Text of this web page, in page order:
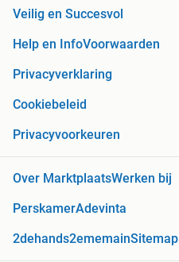
Veilig en Succesvol
Help en InfoVoorwaarden
Privacyverklaring
Cookiebeleid
Privacyvoorkeuren
Over MarktplaatsWerken bij
PerskamerAdevinta
2dehands2ememainSitemap